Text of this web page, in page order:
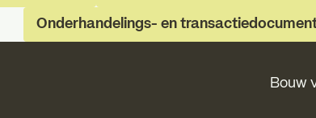
Onderhandelings- en
Bouw